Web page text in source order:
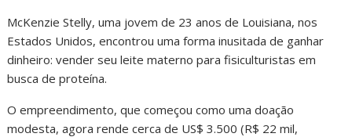
McKenzie Stelly, uma jovem de 23 anos de Louisiana, nos
Estados Unidos, encontrou uma forma inusitada de ganhar
dinheiro: vender seu leite materno para fisiculturistas em
busca de proteína.
O empreendimento, que começou como uma doação
modesta, agora rende cerca de US$ 3.500 (R$ 22 mil,